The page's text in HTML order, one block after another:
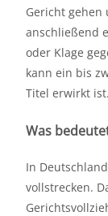
Gericht gehen
anschließend
oder Klage
kann ein bis
Titel erwirkt ist.
Was
In
vollstrecken.